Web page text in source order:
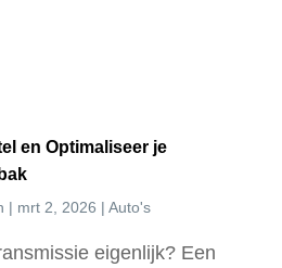
en Optimaliseer je
| mrt 2, 2026 |Auto's
eigenlijk? Een